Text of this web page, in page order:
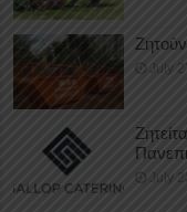
July
July